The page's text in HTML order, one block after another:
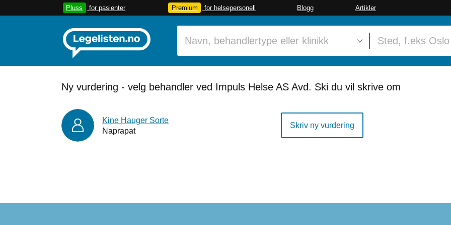
Pluss for pasienter Premium for helsepersonell Blogg Artikler
Ny vurdering - velg behandler ved Impuls Helse AS Avd. Ski du vil skrive om
Kine Hauger Sorte
Naprapat
Skriv ny vurdering